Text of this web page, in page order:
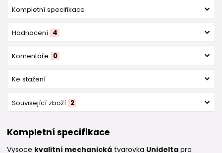
Kompletní specifikace
Hodnocení 4
Komentáře 0
Ke stažení
Související zboží 2
Kompletní specifikace
Vysoce kvalitní mechanická tvarovka Unidelta pro